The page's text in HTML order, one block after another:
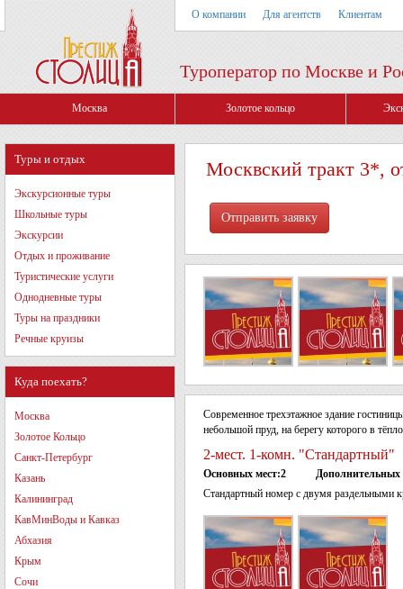
О компании Для агентств Клиентам
Туроператор по Москве и
Москва Золотое кольцо
Туры и отдых
Экскурсионные туры
Школьные туры
Экскурсии
Отдых и проживание
Туристические услуги
Однодневные туры
Туры на праздники
Речные круизы
Куда поехать?
Москва
Золотое Кольцо
Санкт-Петербург
Казань
Калининград
КавМинВоды и Кавказ
Абхазия
Крым
Сочи
Москвский тракт 3*,
Современное трехэтажное здание
небольшой пруд, на берегу которого в
2-мест. 1-комн. "Стандартный"
Основных мест:2
Дополнительных
Стандартный номер с двумя раздельными